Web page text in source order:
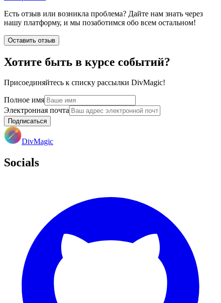
Есть отзыв или возникла проблема? Дайте нам знать через
нашу платформу, и мы позаботимся обо всем остальном!
Оставить отзыв
Хотите быть в курсе событий?
Присоединяйтесь к списку рассылки DivMagic!
Полное имя
Электронная почта
Подписаться
DivMagic
Socials